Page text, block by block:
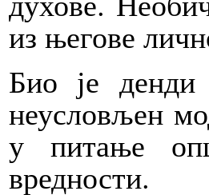
из његове
Био је
неусловљен
у питање
вредности.